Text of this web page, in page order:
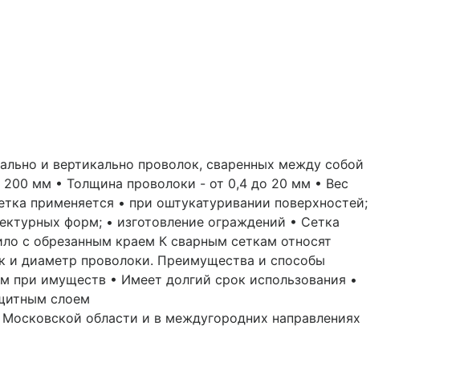
и вертикально проволок, сваренных между собой
200 мм • Толщина проволоки - от 0,4 до 20 мм • Вес
применяется • при оштукатуривании поверхностей;
форм; • изготовление ограждений • Сетка
с обрезанным краем К сварным сеткам относят
и диаметр проволоки. Преимущества и способы
при имуществ • Имеет долгий срок использования •
слоем
области и в междугородних направлениях